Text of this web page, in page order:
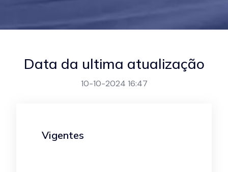
Data da ultima atualização
10-10-2024 16:47
Vigentes